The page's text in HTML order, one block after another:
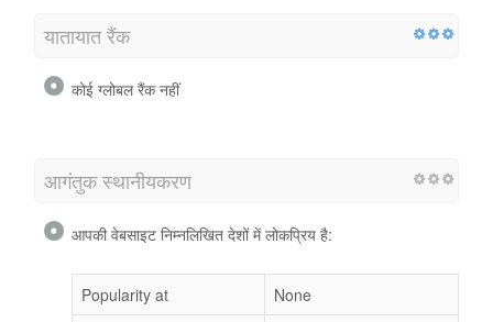
यातायात रैंक
कोई ग्लोबल रैंक नहीं
आगंतुक स्थानीयकरण
आपकी वेबसाइट निम्नलिखित देशों में लोकप्रिय है:
Popularity at
None